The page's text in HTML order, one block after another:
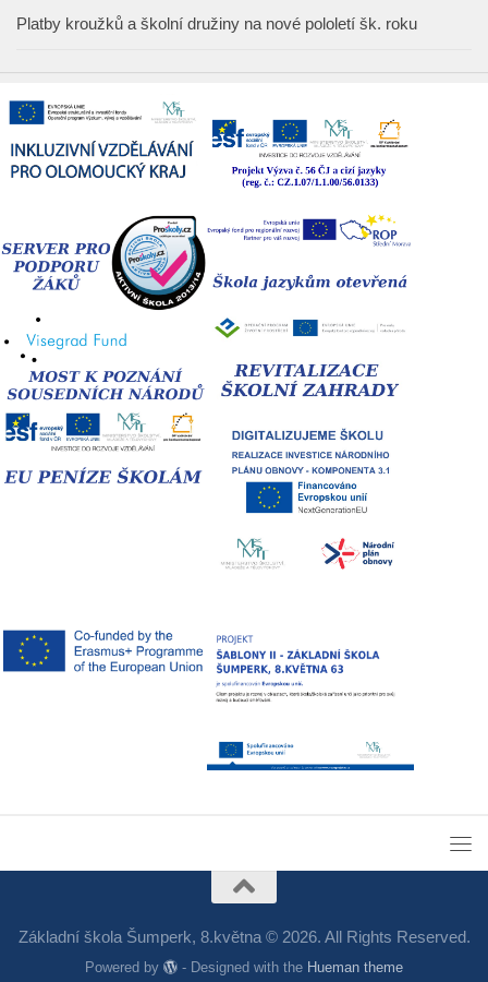
Platby kroužků a školní družiny na nové pololetí šk. roku
Základní škola Šumperk, 8.května © 2026. All Rights Reserved.
Powered by - Designed with the Hueman theme